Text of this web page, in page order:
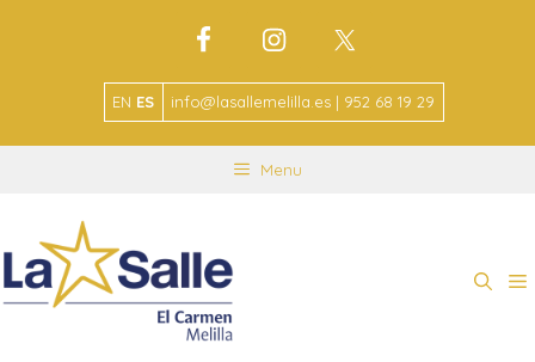
EN ES info@lasallemelilla.es | 952 68 19 29
Menu